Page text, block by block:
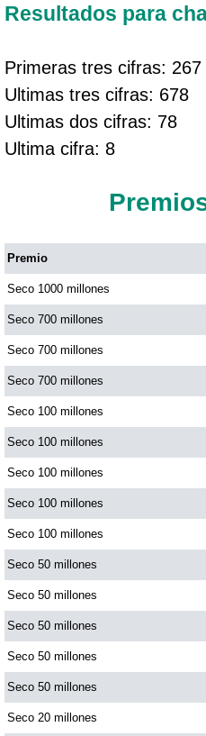
Resultados para
Primeras tres cifras: 267
Ultimas tres cifras: 678
Ultimas dos cifras: 78
Ultima cifra: 8
Premio
Seco 1000 millones
Seco 700 millones
Seco 700 millones
Seco 700 millones
Seco 100 millones
Seco 100 millones
Seco 100 millones
Seco 100 millones
Seco 100 millones
Seco 50 millones
Seco 50 millones
Seco 50 millones
Seco 50 millones
Seco 50 millones
Seco 20 millones